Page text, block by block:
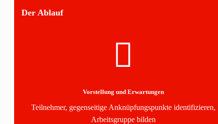
Der Ablauf
Vorstellung und Erwartungen
Teilnehmer, gegenseitige Anknüpfungspunkte identifizieren,
Arbeitsgruppe bilden